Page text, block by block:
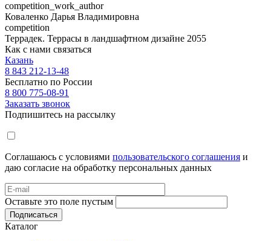
competition_work_author
Коваленко Дарья Владимировна
competition
Террадек. Террасы в ландшафтном дизайне 2055
Как с нами связаться
Казань
8 843 212-13-48
Бесплатно по России
8 800 775-08-91
Заказать звонок
Подпишитесь на рассылку
Соглашаюсь с условиями пользовательского соглашения и
даю согласие на обработку персональных данных
Оставьте это поле пустым
Подписаться
Каталог